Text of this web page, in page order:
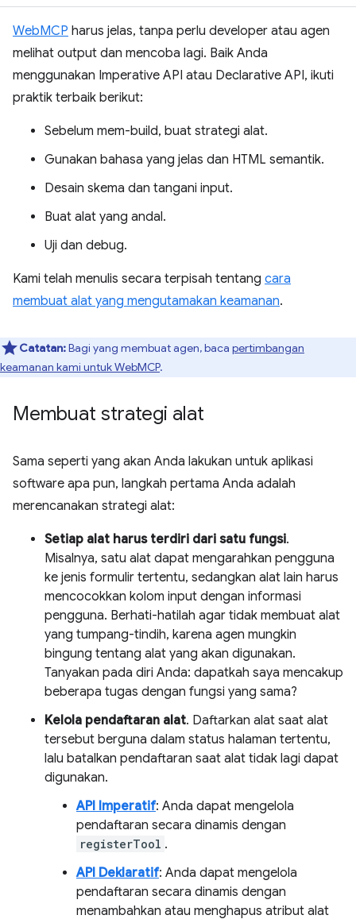
WebMCP harus jelas, tanpa perlu developer atau agen
melihat output dan mencoba lagi. Baik Anda
menggunakan Imperative API atau Declarative API, ikuti
praktik terbaik berikut:
Sebelum mem-build, buat strategi alat.
Gunakan bahasa yang jelas dan HTML semantik.
Desain skema dan tangani input.
Buat alat yang andal.
Uji dan debug.
Kami telah menulis secara terpisah tentang cara
membuat alat yang mengutamakan keamanan.
Catatan:Bagi yang membuat agen, baca pertimbangan
keamanan kami untuk WebMCP.
Membuat strategi alat
Sama seperti yang akan Anda lakukan untuk aplikasi
software apa pun, langkah pertama Anda adalah
merencanakan strategi alat:
Setiap alat harus terdiri dari satu fungsi.
Misalnya, satu alat dapat mengarahkan pengguna
ke jenis formulir tertentu, sedangkan alat lain harus
mencocokkan kolom input dengan informasi
pengguna. Berhati-hatilah agar tidak membuat alat
yang tumpang-tindih, karena agen mungkin
bingung tentang alat yang akan digunakan.
Tanyakan pada diri Anda: dapatkah saya mencakup
beberapa tugas dengan fungsi yang sama?
Kelola pendaftaran alat. Daftarkan alat saat alat
tersebut berguna dalam status halaman tertentu,
lalu batalkan pendaftaran saat alat tidak lagi dapat
digunakan.
API Imperatif: Anda dapat mengelola
pendaftaran secara dinamis dengan
registerTool .
API Deklaratif: Anda dapat mengelola
pendaftaran secara dinamis dengan
menambahkan atau menghapus atribut alat